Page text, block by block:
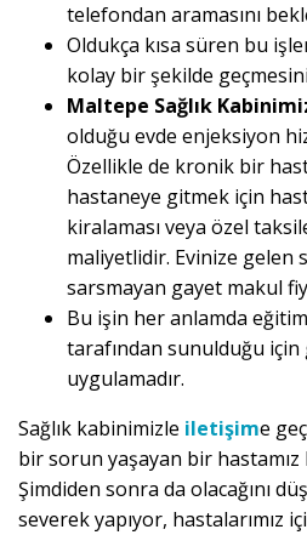
telefondan aramasını
Oldukça kısa süren bu
kolay bir şekilde
Maltepe Sağlık
olduğu evde enjeksiyon
Özellikle de kronik bir
hastaneye gitmek için
kiralaması veya özel
maliyetlidir. Evinize gelen
sarsmayan gayet makul
Bu işin her anlamda
tarafından sunulduğu
uygulamadır.
Sağlık kabinimizle iletişime
bir sorun yaşayan bir hastamız
Şimdiden sonra da olacağını
severek yapıyor, hastalarımız